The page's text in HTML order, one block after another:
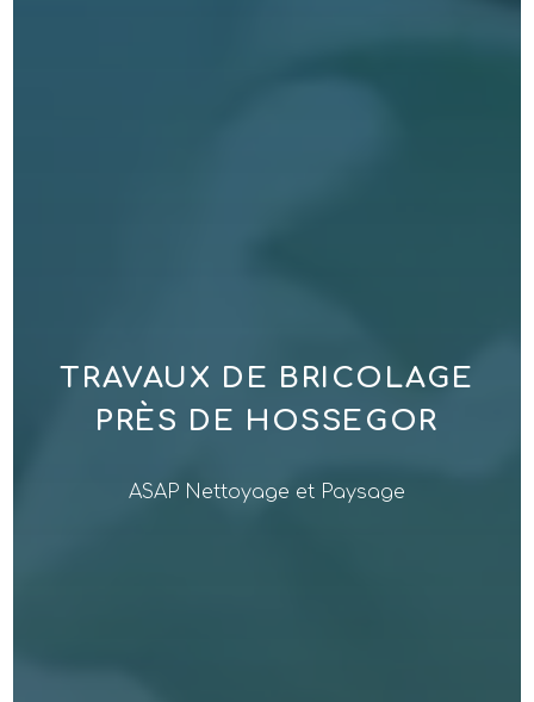
TRAVAUX DE BRICOLAGE
PRÈS DE HOSSEGOR
ASAP Nettoyage et Paysage